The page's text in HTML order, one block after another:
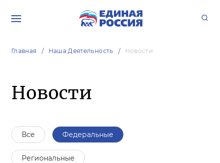
Главная Наша Деятельность Новости
Новости
Все Федеральные
Региональные